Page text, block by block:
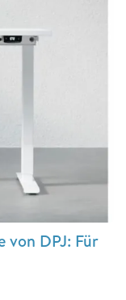
von DPJ: Für